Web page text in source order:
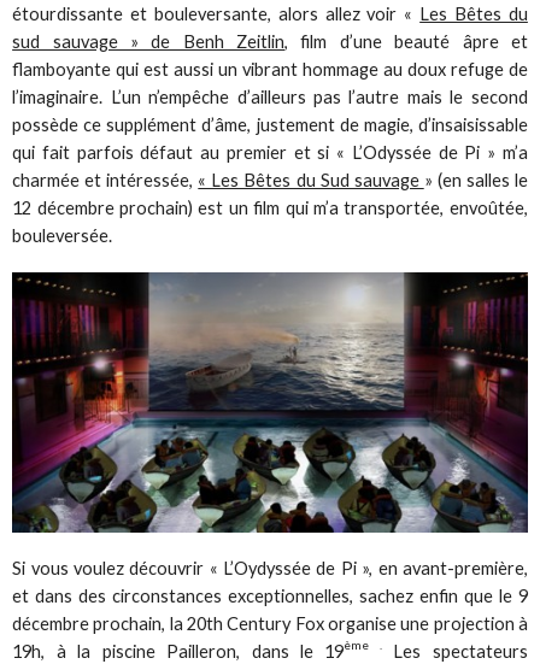
étourdissante et bouleversante, alors allez voir « Les Bêtes du
sud sauvage » de Benh Zeitlin, film d’une beauté âpre et
flamboyante qui est aussi un vibrant hommage au doux refuge de
l’imaginaire. L’un n’empêche d’ailleurs pas l’autre mais le second
possède ce supplément d’âme, justement de magie, d’insaisissable
qui fait parfois défaut au premier et si « L’Odyssée de Pi » m’a
charmée et intéressée, « Les Bêtes du Sud sauvage » (en salles le
12 décembre prochain) est un film qui m’a transportée, envoûtée,
bouleversée.
Si vous voulez découvrir « L’Oydyssée de Pi », en avant-première,
et dans des circonstances exceptionnelles, sachez enfin que le 9
décembre prochain, la 20th Century Fox organise une projection à
19h, à la piscine Pailleron, dans le 19ème . Les spectateurs